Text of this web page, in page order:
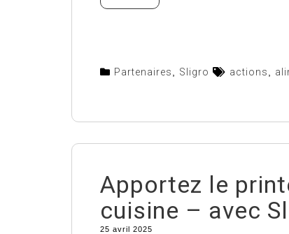
Partenaires Sligro actions
Apportez le
cuisine – avec
25 avril 2025